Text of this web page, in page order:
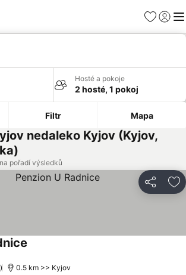
Oblíbené
Hosté a pokoje
2 hosté, 1 pokoj
Filtr Mapa
nedaleko Kyjov (Kyjov,
pořadí výsledků
Sdílet
0.5 km >> Kyjov